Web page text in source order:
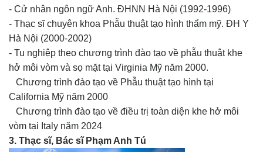
- Cử nhân ngôn ngữ Anh. ĐHNN Hà Nội (1992-1996)
- Thạc sĩ chuyên khoa Phẫu thuật tạo hình thẩm mỹ. ĐH Y
Hà Nội (2000-2002)
- Tu nghiệp theo chương trình đào tạo về phẫu thuật khe
hở môi vòm và sọ mặt tại Virginia Mỹ năm 2000.
Chương trình đào tạo về Phẫu thuật tạo hình tại
California Mỹ năm 2000
Chương trình đào tạo về điều trị toàn diện khe hở môi
vòm tại Italy năm 2024
3. Thạc sĩ, Bác sĩ Phạm Anh Tú